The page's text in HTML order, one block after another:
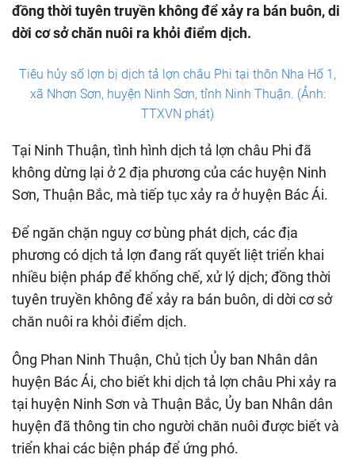
đồng thời tuyên truyền không để xảy ra bán buôn, di
dời cơ sở chăn nuôi ra khỏi điểm dịch.
Tiêu hủy số lợn bị dịch tả lợn châu Phi tại thôn Nha Hố 1,
xã Nhơn Sơn, huyện Ninh Sơn, tỉnh Ninh Thuận. (Ảnh:
TTXVN phát)
Tại Ninh Thuận, tình hình dịch tả lợn châu Phi đã
không dừng lại ở 2 địa phương của các huyện Ninh
Sơn, Thuận Bắc, mà tiếp tục xảy ra ở huyện Bác Ái.
Để ngăn chặn nguy cơ bùng phát dịch, các địa
phương có dịch tả lợn đang rất quyết liệt triển khai
nhiều biện pháp để khống chế, xử lý dịch; đồng thời
tuyên truyền không để xảy ra bán buôn, di dời cơ sở
chăn nuôi ra khỏi điểm dịch.
Ông Phan Ninh Thuận, Chủ tịch Ủy ban Nhân dân
huyện Bác Ái, cho biết khi dịch tả lợn châu Phi xảy ra
tại huyện Ninh Sơn và Thuận Bắc, Ủy ban Nhân dân
huyện đã thông tin cho người chăn nuôi được biết và
triển khai các biện pháp để ứng phó.